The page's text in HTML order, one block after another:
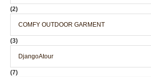
(2)
COMFY OUTDOOR GARMENT
(3)
DjangoAtour
(7)